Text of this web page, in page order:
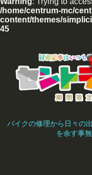
/home/centrum-mc/
content/themes/
45
バイクの修理から日々の
を余す事